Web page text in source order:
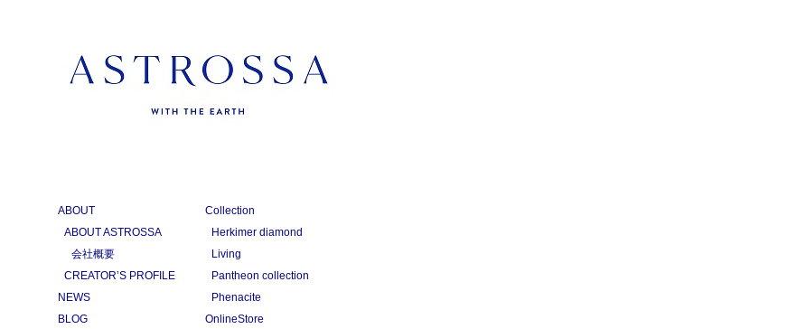
ABOUT
ABOUT ASTROSSA
会社概要
CREATOR’S PROFILE
NEWS
BLOG
Collection
Herkimer diamond
Living
Pantheon collection
Phenacite
OnlineStore